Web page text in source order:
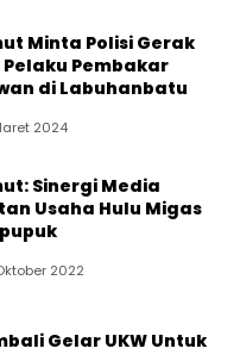
Minta Polisi Gerak
Pembakar
di Labuhanbatu
2024
Sinergi Media
Usaha Hulu Migas
2022
Gelar UKW Untuk